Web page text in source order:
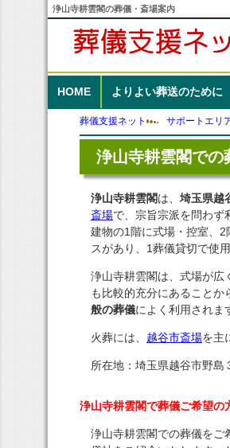
浄山寺耕雲閣の葬儀・斎場案内
HOME よりよい葬送のために
葬儀支援ネット サポートエリ
浄山寺耕雲閣での
浄山寺耕雲閣は、 埼玉県越
斎場で、宗旨宗派を問わず
建物の1階に式場・控室、2
スがあり、1葬儀貸切で使用
浄山寺耕雲閣は、式場が広
も比較的充分にあることか
般の葬儀によく利用されま
火葬には、 越谷市斎場を主
所在地：埼玉県越谷市野島
浄山寺耕雲閣で葬儀ご希望の
浄山寺耕雲閣での葬儀をご